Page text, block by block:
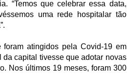
“Temos que celebrar essa data,
uma rede hospitalar tão
atingidos pela Covid-19 em
capital tivesse que adotar novas
Nos últimos 19 meses, foram 300